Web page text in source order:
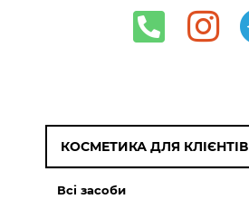
КОСМЕТИКА ДЛЯ КЛІЄНТІВ
Всі засоби